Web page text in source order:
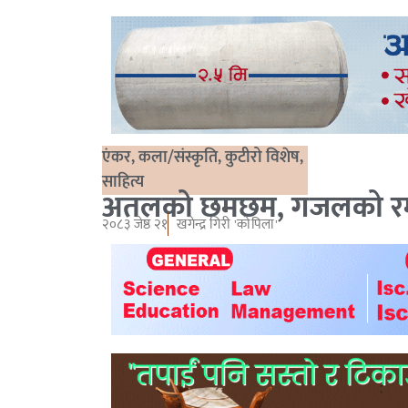
एंकर,कला/संस्कृति,कुटीरो विशेष,
साहित्य
अतलको छमछम, गजलको
२०८३ जेष्ठ २१ खगेन्द्र गिरी 'कोपिला'